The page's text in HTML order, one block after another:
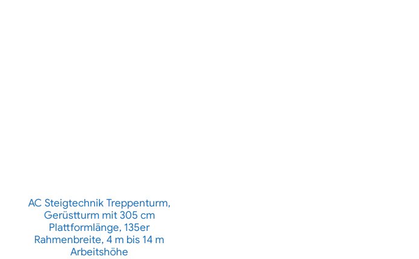
AC Steigtechnik Treppenturm,
Gerüstturm mit 305 cm
Plattformlänge, 135er
Rahmenbreite, 4 m bis 14 m
Arbeitshöhe